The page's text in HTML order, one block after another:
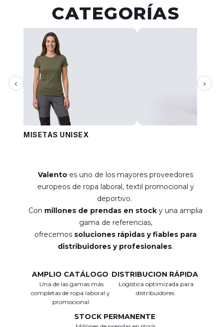
CATEGORÍAS
‹
CAMISETAS UNISEX
›
Valento es uno de los mayores proveedores
europeos de ropa laboral, textil promocional y
deportivo.
Con millones de prendas en stock y una amplia
gama de referencias,
ofrecemos soluciones rápidas y fiables para
distribuidores y profesionales.
AMPLIO CATÁLOGO
Una de las gamas más
completas de ropa laboral y
promocional.
DISTRIBUCION RÁPIDA
Logística optimizada para
distribuidores.
STOCK PERMANENTE